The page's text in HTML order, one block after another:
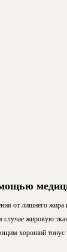
от лишнего
случае жировую
хороший тонус